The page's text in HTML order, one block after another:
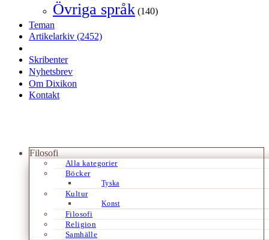
Övriga språk (140)
Teman
Artikelarkiv (2452)
Skribenter
Nyhetsbrev
Om Dixikon
Kontakt
Filosofi
Alla kategorier
Böcker
Tyska
Kultur
Konst
Filosofi
Religion
Samhälle